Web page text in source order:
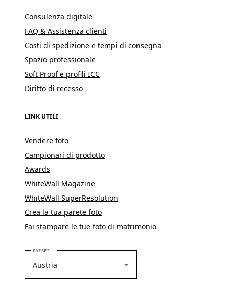
Consulenza digitale
FAQ & Assistenza clienti
Costi di spedizione e tempi di consegna
Spazio professionale
Soft Proof e profili ICC
Diritto di recesso
LINK UTILI
Vendere foto
Campionari di prodotto
Awards
WhiteWall Magazine
WhiteWall SuperResolution
Crea la tua parete foto
Fai stampare le tue foto di matrimonio
PAESESELEZIONARE IL PROPRIO PAESE